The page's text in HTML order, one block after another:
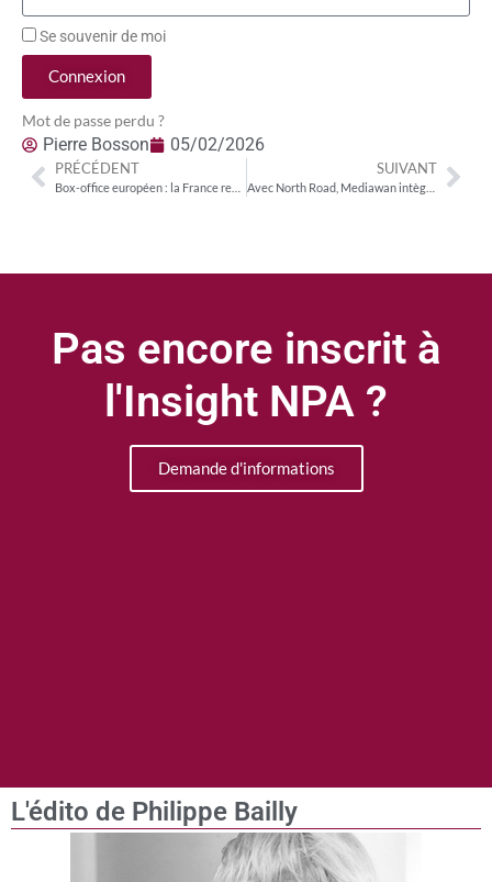
Se souvenir de moi
Connexion
Mot de passe perdu ?
Pierre Bosson 05/02/2026
PRÉCÉDENT SUIVANT
Avec North Road, Mediawan intègre le club des groupes de productions pesant plus de 2 Mds€ de revenus annuels
Pas encore inscrit à
l'Insight NPA ?
Demande d'informations
L'édito de Philippe Bailly